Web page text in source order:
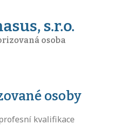
s.r.o.
osoba
osoby
kvalifikace